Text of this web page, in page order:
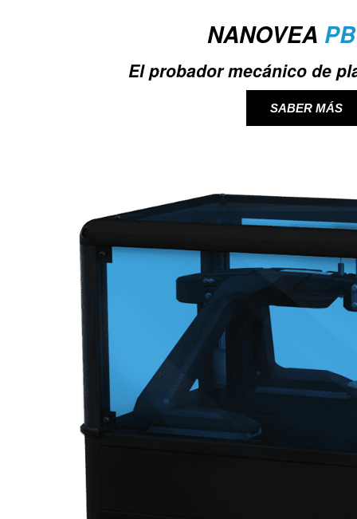
NANOVEA
El probador mecánico de
SABER MÁS